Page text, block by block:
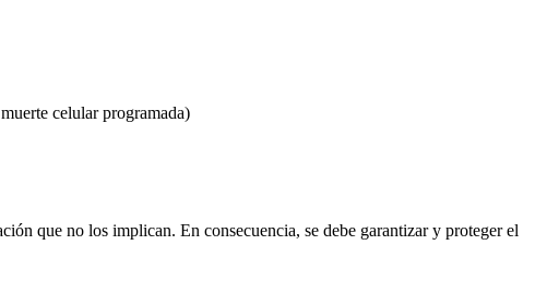
celular programada)
que no los implican. En consecuencia, se debe garantizar y proteger el